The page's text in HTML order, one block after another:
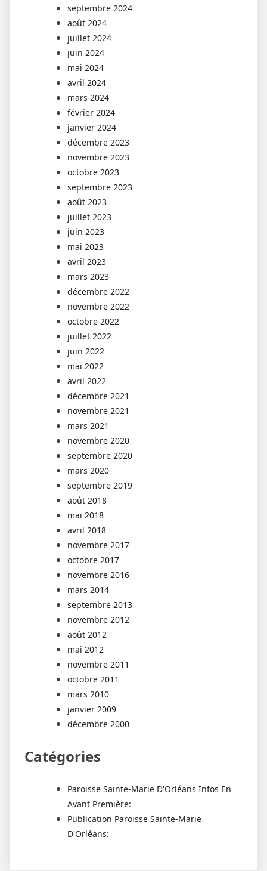
septembre 2024
août 2024
juillet 2024
juin 2024
mai 2024
avril 2024
mars 2024
février 2024
janvier 2024
décembre 2023
novembre 2023
octobre 2023
septembre 2023
août 2023
juillet 2023
juin 2023
mai 2023
avril 2023
mars 2023
décembre 2022
novembre 2022
octobre 2022
juillet 2022
juin 2022
mai 2022
avril 2022
décembre 2021
novembre 2021
mars 2021
novembre 2020
septembre 2020
mars 2020
septembre 2019
août 2018
mai 2018
avril 2018
novembre 2017
octobre 2017
novembre 2016
mars 2014
septembre 2013
novembre 2012
août 2012
mai 2012
novembre 2011
octobre 2011
mars 2010
janvier 2009
décembre 2000
Catégories
Paroisse Sainte-Marie D'Orléans Infos En
Avant Première:
Publication Paroisse Sainte-Marie
D'Orléans: